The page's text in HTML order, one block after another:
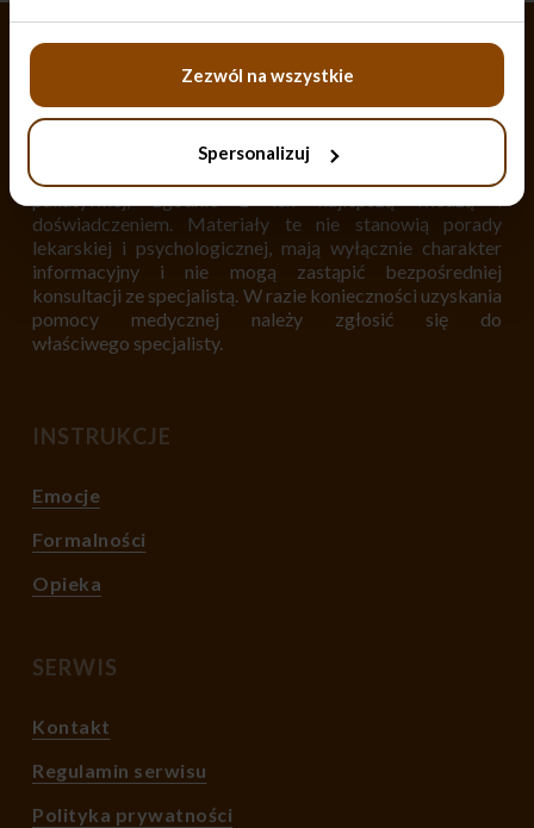
Zezwól na wszystkie
Spersonalizuj
Materiały zamieszczone w serwisie bliskochorego.pl są
opracowane przez ekspertów z dziedziny opieki
paliatywnej, zgodnie z ich najlepszą wiedzą i
doświadczeniem. Materiały te nie stanowią porady
lekarskiej i psychologicznej, mają wyłącznie charakter
informacyjny i nie mogą zastąpić bezpośredniej
konsultacji ze specjalistą. W razie konieczności uzyskania
pomocy medycznej należy zgłosić się do
właściwego specjalisty.
INSTRUKCJE
Emocje
Formalności
Opieka
SERWIS
Kontakt
Regulamin serwisu
Polityka prywatności